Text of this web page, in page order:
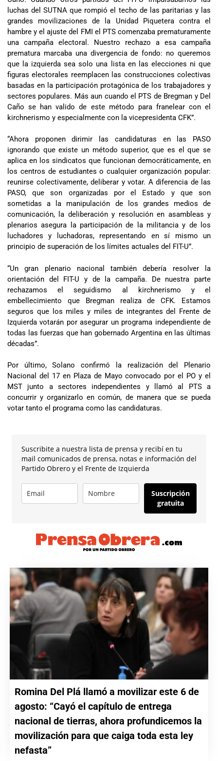
luchas del SUTNA que rompió el techo de las paritarias y las
grandes movilizaciones de la Unidad Piquetera contra el
hambre y el ajuste del FMI el PTS comenzaba prematuramente
una campaña electoral. Nuestro rechazo a esa campaña
prematura marcaba una divergencia de fondo: no queremos
que la izquierda sea solo una lista en las elecciones ni que
figuras electorales reemplacen las construcciones colectivas
basadas en la participación protagónica de los trabajadores y
sectores populares. Más aun cuando el PTS de Bregman y Del
Caño se han valido de este método para franelear con el
kirchnerismo y especialmente con la vicepresidenta CFK”.
“Ahora proponen dirimir las candidaturas en las PASO
ignorando que existe un método superior, que es el que se
aplica en los sindicatos que funcionan democráticamente, en
los centros de estudiantes o cualquier organización popular:
reunirse colectivamente, deliberar y votar. A diferencia de las
PASO, que son organizadas por el Estado y que son
sometidas a la manipulación de los grandes medios de
comunicación, la deliberación y resolución en asambleas y
plenarios asegura la participación de la militancia y de los
luchadores y luchadoras, representando en sí mismo un
principio de superación de los límites actuales del FIT-U”.
“Un gran plenario nacional también debería resolver la
orientación del FIT-U y de la campaña. De nuestra parte
rechazamos el seguidismo al kirchnerismo y el
embellecimiento que Bregman realiza de CFK. Estamos
seguros que los miles y miles de integrantes del Frente de
Izquierda votarán por asegurar un programa independiente de
todas las fuerzas que han gobernado Argentina en las últimas
décadas”.
Por último, Solano confirmó la realización del Plenario
Nacional del 17 en Plaza de Mayo convocado por el PO y el
MST junto a sectores independientes y llamó al PTS a
concurrir y organizarlo en común, de manera que se pueda
votar tanto el programa como las candidaturas.
Suscribite a nuestra lista de prensa y recibí en tu
mail comunicados de prensa, notas e información del
Partido Obrero y el Frente de Izquierda
Suscripción
gratuita
Romina Del Plá llamó a movilizar este 6 de
agosto: “Cayó el capítulo de entrega
nacional de tierras, ahora profundicemos la
movilización para que caiga toda esta ley
nefasta”